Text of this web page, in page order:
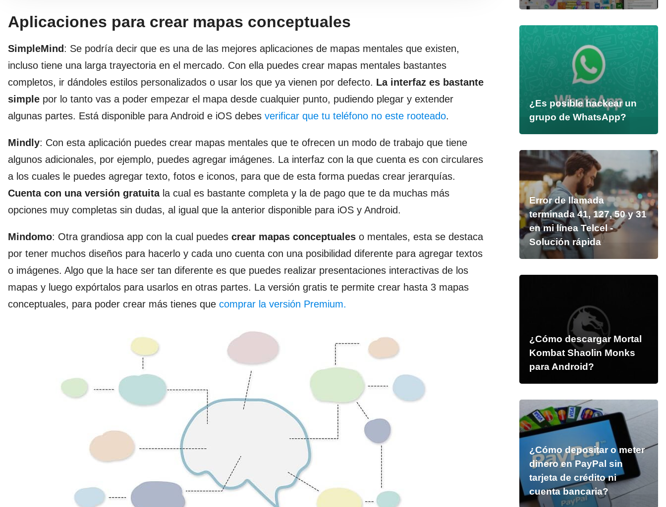
Aplicaciones para crear mapas conceptuales
SimpleMind: Se podría decir que es una de las mejores aplicaciones de mapas mentales que existen,
incluso tiene una larga trayectoria en el mercado. Con ella puedes crear mapas mentales bastantes
completos, ir dándoles estilos personalizados o usar los que ya vienen por defecto. La interfaz es bastante
simple por lo tanto vas a poder empezar el mapa desde cualquier punto, pudiendo plegar y extender
algunas partes. Está disponible para Android e iOS debes verificar que tu teléfono no este rooteado.
Mindly: Con esta aplicación puedes crear mapas mentales que te ofrecen un modo de trabajo que tiene
algunos adicionales, por ejemplo, puedes agregar imágenes. La interfaz con la que cuenta es con circulares
a los cuales le puedes agregar texto, fotos e iconos, para que de esta forma puedas crear jerarquías.
Cuenta con una versión gratuitala cual es bastante completa y la de pago que te da muchas más
opciones muy completas sin dudas, al igual que la anterior disponible para iOS y Android.
Mindomo: Otra grandiosa app con la cual puedes crear mapas conceptuales o mentales, esta se destaca
por tener muchos diseños para hacerlo y cada uno cuenta con una posibilidad diferente para agregar textos
o imágenes. Algo que la hace ser tan diferente es que puedes realizar presentaciones interactivas de los
mapas y luego expórtalos para usarlos en otras partes. La versión gratis te permite crear hasta 3 mapas
conceptuales, para poder crear más tienes que comprar la versión Premium.
¿Es posible hackear un
grupo de WhatsApp?
Error de llamada
terminada 41, 127, 50 y 31
en mi línea Telcel -
Solución rápida
¿Cómo descargar Mortal
Kombat Shaolin Monks
para Android?
¿Cómo depositar o meter
dinero en PayPal sin
tarjeta de crédito ni
cuenta bancaria?